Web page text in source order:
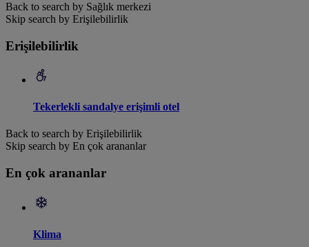
Back to search by Sağlık merkezi
Skip search by Erişilebilirlik
Erişilebilirlik
Tekerlekli sandalye erişimli otel
Back to search by Erişilebilirlik
Skip search by En çok arananlar
En çok arananlar
Klima